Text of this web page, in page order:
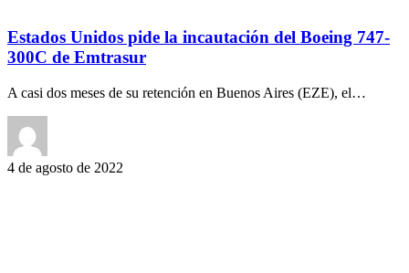
Estados Unidos pide la incautación del Boeing 747-
300C de Emtrasur
A casi dos meses de su retención en Buenos Aires (EZE), el…
4 de agosto de 2022